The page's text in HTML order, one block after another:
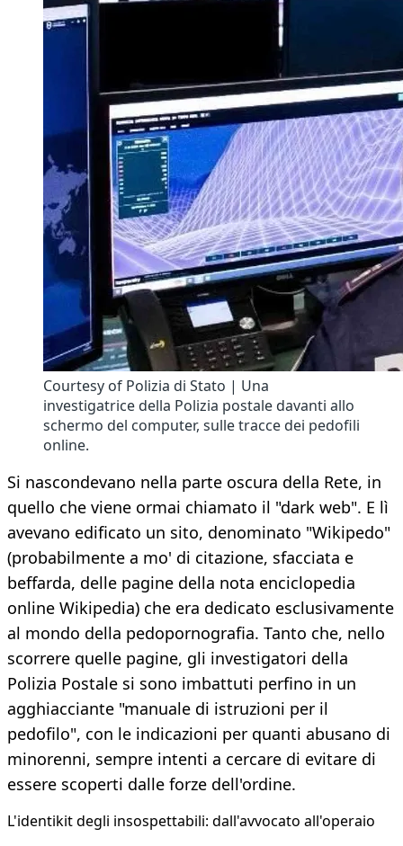
Courtesy of Polizia di Stato | Una
investigatrice della Polizia postale davanti allo
schermo del computer, sulle tracce dei pedofili
online.
Si nascondevano nella parte oscura della Rete, in
quello che viene ormai chiamato il "dark web". E lì
avevano edificato un sito, denominato "Wikipedo"
(probabilmente a mo' di citazione, sfacciata e
beffarda, delle pagine della nota enciclopedia
online Wikipedia) che era dedicato esclusivamente
al mondo della pedopornografia. Tanto che, nello
scorrere quelle pagine, gli investigatori della
Polizia Postale si sono imbattuti perfino in un
agghiacciante "manuale di istruzioni per il
pedofilo", con le indicazioni per quanti abusano di
minorenni, sempre intenti a cercare di evitare di
essere scoperti dalle forze dell'ordine.
L'identikit degli insospettabili: dall'avvocato all'operaio